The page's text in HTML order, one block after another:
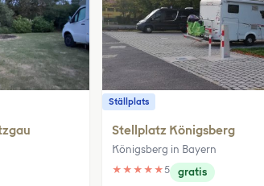
Ställplats
Stellplatz Königsberg
Königsberg in Bayern
★ ★ ★ ★ ★5 gratis